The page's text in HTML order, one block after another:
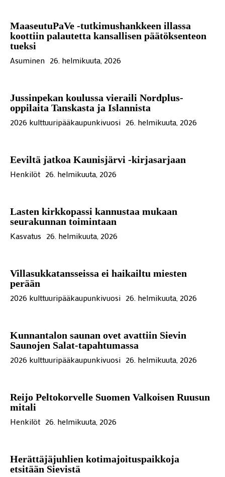
MaaseutuPaVe -tutkimushankkeen illassa
koottiin palautetta kansallisen päätöksenteon
tueksi
Asuminen 26. helmikuuta, 2026
Jussinpekan koulussa vieraili Nordplus-
oppilaita Tanskasta ja Islannista
2026 kulttuuripääkaupunkivuosi 26. helmikuuta, 2026
Eeviltä jatkoa Kaunisjärvi -kirjasarjaan
Henkilöt 26. helmikuuta, 2026
Lasten kirkkopassi kannustaa mukaan
seurakunnan toimintaan
Kasvatus 26. helmikuuta, 2026
Villasukkatansseissa ei haikailtu miesten
perään
2026 kulttuuripääkaupunkivuosi 26. helmikuuta, 2026
Kunnantalon saunan ovet avattiin Sievin
Saunojen Salat-tapahtumassa
2026 kulttuuripääkaupunkivuosi 26. helmikuuta, 2026
Reijo Peltokorvelle Suomen Valkoisen Ruusun
mitali
Henkilöt 26. helmikuuta, 2026
Herättäjäjuhlien kotimajoituspaikkoja
etsitään Sievistä